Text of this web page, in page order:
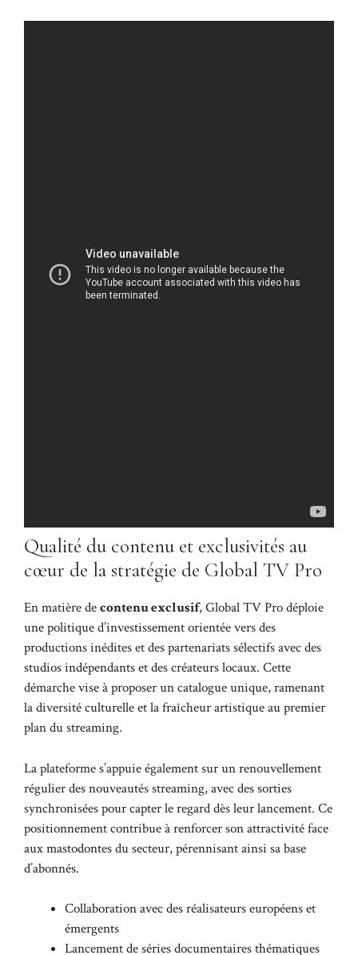
Qualité du contenu et exclusivités au
cœur de la stratégie de Global TV Pro
En matière decontenu exclusif, Global TV Pro déploie
une politique d’investissement orientée vers des
productions inédites et des partenariats sélectifs avec des
studios indépendants et des créateurs locaux. Cette
démarche vise à proposer un catalogue unique, ramenant
la diversité culturelle et la fraîcheur artistique au premier
plan du streaming.
La plateforme s’appuie également sur un renouvellement
régulier des nouveautés streaming, avec des sorties
synchronisées pour capter le regard dès leur lancement. Ce
positionnement contribue à renforcer son attractivité face
aux mastodontes du secteur, pérennisant ainsi sa base
d’abonnés.
Collaboration avec des réalisateurs européens et
émergents
Lancement de séries documentaires thématiques